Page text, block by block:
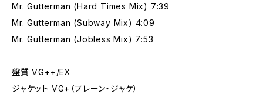
Mr. Gutterman (Hard Times Mix) 7:39
Mr. Gutterman (Subway Mix) 4:09
Mr. Gutterman (Jobless Mix) 7:53
盤質 VG++/EX
ジャケット VG+（プレーン・ジャケ）